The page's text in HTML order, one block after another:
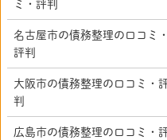
ミ・評判
名古屋市の債務整理の口コミ・
評判
大阪市の債務整理の口コミ・
判
広島市の債務整理の口コミ・